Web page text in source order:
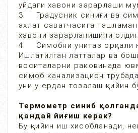
уйдаги хавони зарарлаши
3. Градусник синиғи ва
ахлат саватчасига
хавони зарарланишини
4. Симобни унитаз орқали
Ишлатилган латталар ва
воситаларни раковинада
симоб канализацион
уни у ердан тозалаш қийин
Термометр синиб
қандай йиғиш керак?
Бу қийин иш хисобланади,